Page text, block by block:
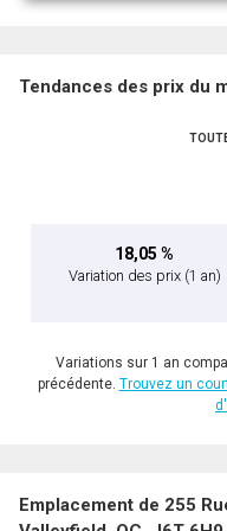
Tendances des prix du
18,05 %
Variation des prix (1 an)
Variations sur 1 an
précédente. Trouvez un
Emplacement de 255